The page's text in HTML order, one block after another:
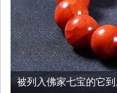
被列入佛家七宝的它到